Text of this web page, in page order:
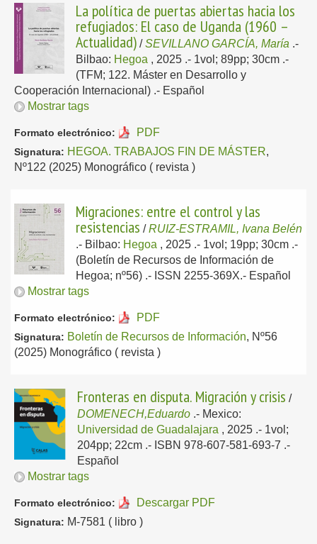
La política de puertas abiertas hacia los
refugiados: El caso de Uganda (1960 –
Actualidad) /SEVILLANO GARCÍA, María .-
Bilbao: Hegoa , 2025 .- 1vol; 89pp; 30cm .-
(TFM; 122. Máster en Desarrollo y
Cooperación Internacional) .- Español
Mostrar tags
Formato electrónico: PDF
Signatura: HEGOA. TRABAJOS FIN DE MÁSTER,
Nº122 (2025) Monográfico ( revista )
Migraciones: entre el control y las
resistencias /RUIZ-ESTRAMIL, Ivana Belén
.- Bilbao: Hegoa , 2025 .- 1vol; 19pp; 30cm .-
(Boletín de Recursos de Información de
Hegoa; nº56) .- ISSN 2255-369X.- Español
Mostrar tags
Formato electrónico: PDF
Signatura: Boletín de Recursos de Información, Nº56
(2025) Monográfico ( revista )
Fronteras en disputa. Migración y crisis /
DOMENECH,Eduardo .- Mexico:
Universidad de Guadalajara , 2025 .- 1vol;
204pp; 22cm .- ISBN 978-607-581-693-7 .-
Español
Mostrar tags
Formato electrónico: Descargar PDF
Signatura: M-7581 ( libro )